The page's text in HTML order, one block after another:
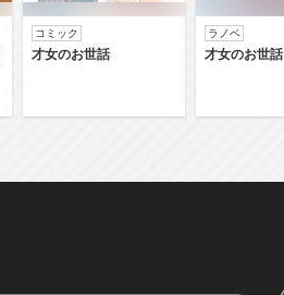
コミック
才女のお世話
ラノベ
才女のお世話